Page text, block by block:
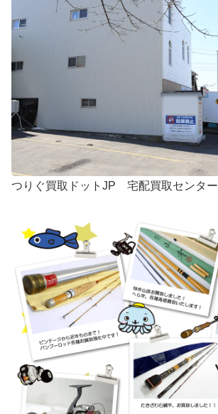
つりぐ買取ドットJP 宅配買取センター